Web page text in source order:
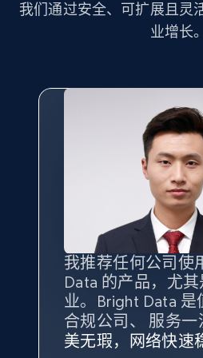
posted, Photos, URL, Quoted
1.2K+
X (formerly Twitter) -
Twitter posts URLs
ID, User posted, Name,
posted, Photos, URL,
10.3K+ 1.2K+
我们通过安全、可扩展且灵
业增长。
我推荐任何公司使
Data 的产品，尤
业。Bright Data 是
合规公司、 服务一
美无瑕，网络快速
Bright Data 拥有自
设施，助您持续获
根据我的使用体验
的服务价值不可估
最重要的是拥有质
最多的数据，而这
Data 和 tgndata 发
方。
我们对 Bright Data
象深刻，对整体服
我们对与 Bright
到非常满意。各方